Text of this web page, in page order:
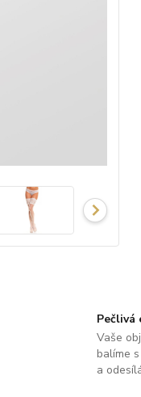
Pečlivá
Vaše
balíme
a